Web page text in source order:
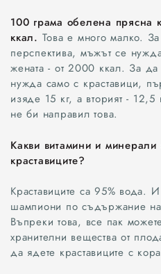
100 грама обелена прясна
ккал. Това е много малко.
перспектива, мъжът се
жената - от 2000 ккал. За
нужда само с краставици,
изяде 15 кг, а вторият -
не би направил това.
Какви витамини и
краставиците?
Краставиците са 95% вода.
шампиони по съдържание
Въпреки това, все пак
хранителни вещества от
да ядете краставиците с